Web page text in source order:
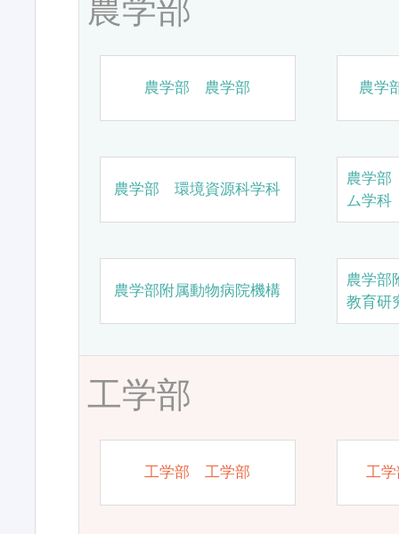
農学部
農学部 農学部 農学
農学部 環境資源科学科
農学
ム学科
農学部附属動物病院機構
農学部
教育研
工学部
工学部 工学部 工